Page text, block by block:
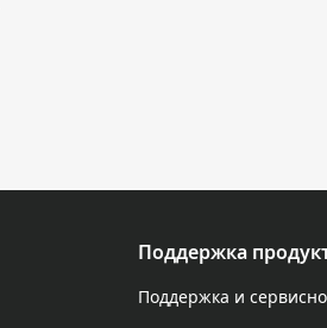
Поддержка
Поддержка и